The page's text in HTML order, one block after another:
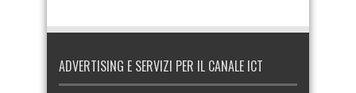
ADVERTISING E SERVIZI PER IL CANALE ICT